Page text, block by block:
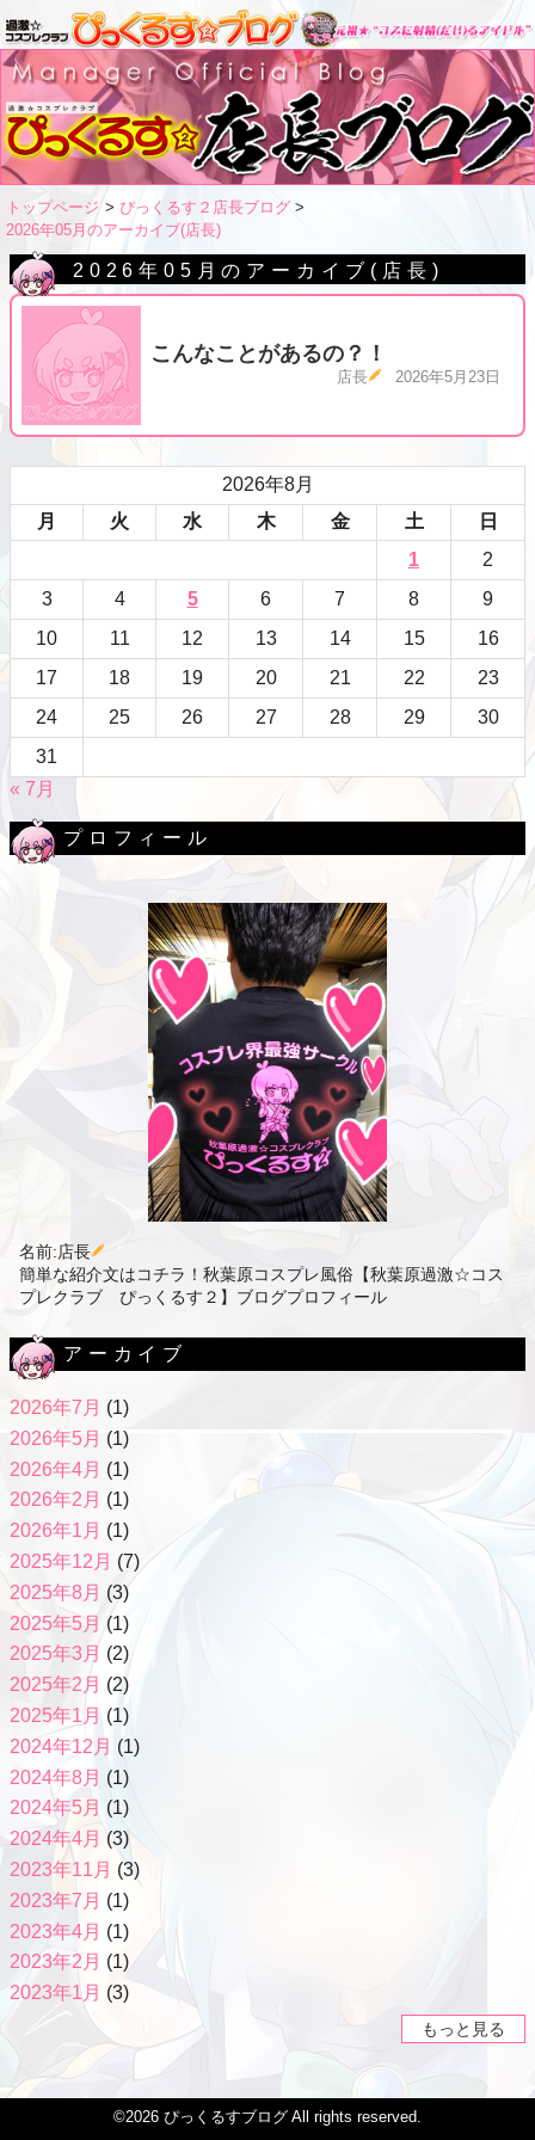
トップページ
ぴっくるす２店長ブログ
2026年05月のアーカイブ(店長)
2026年05月のアーカイブ(店長)
こんなことがあるの？！
店長 2026年5月23日
2026年8月
月
火 水 木 金 土
日
1
2
3
4 5 6 7 8
9
10
11 12 13 14 15
16
17
18 19 20 21 22
23
24
25 26 27 28 29
30
31
« 7月
プロフィール
名前:店長
簡単な紹介文はコチラ！秋葉原コスプレ風俗【秋葉原過激☆コス
プレクラブ ぴっくるす２】ブログプロフィール
アーカイブ
2026年7月 (1)
2026年5月 (1)
2026年4月 (1)
2026年2月 (1)
2026年1月 (1)
2025年12月 (7)
2025年8月 (3)
2025年5月 (1)
2025年3月 (2)
2025年2月 (2)
2025年1月 (1)
2024年12月 (1)
2024年8月 (1)
2024年5月 (1)
2024年4月 (3)
2023年11月 (3)
2023年7月 (1)
2023年4月 (1)
2023年2月 (1)
2023年1月 (3)
もっと見る
©2026 ぴっくるすブログ All rights reserved.